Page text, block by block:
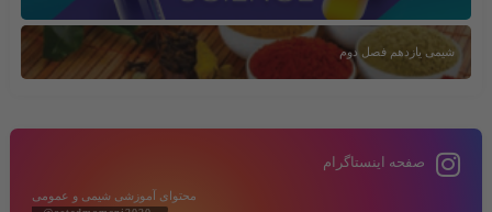
شیمی یازدهم فصل دوم
صفحه اینستاگرام
محتوای آموزشی شیمی و عمومی